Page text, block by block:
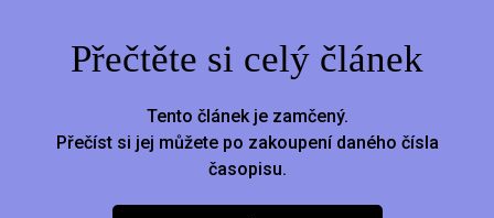
Přečtěte si celý článek
Tento článek je zamčený.
Přečíst si jej můžete po zakoupení daného čísla
časopisu.